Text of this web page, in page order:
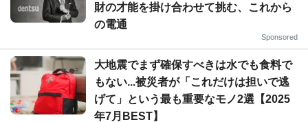
財の才能を掛け合わせて挑む、これから
の電通
Sponsored
大地震でまず確保すべきは水でも食料で
もない...被災者が「これだけは担いで逃
げて」という最も重要なモノ2選【2025
年7月BEST】